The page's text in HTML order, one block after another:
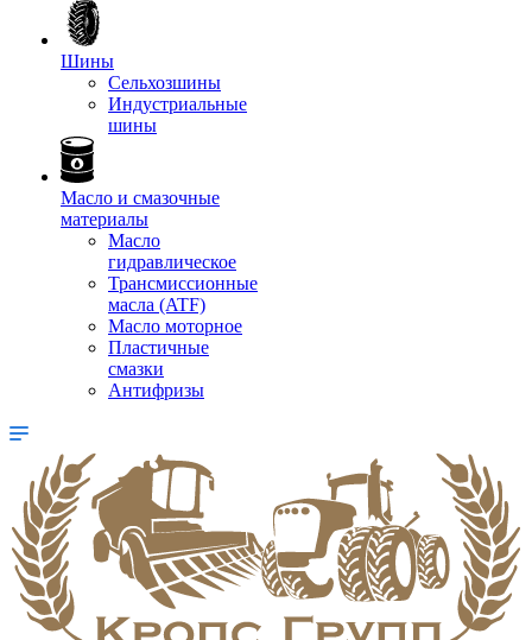
Шины
Сельхозшины
Индустриальные
шины
Масло и смазочные
материалы
Масло
гидравлическое
Трансмиссионные
масла (ATF)
Масло моторное
Пластичные
смазки
Антифризы